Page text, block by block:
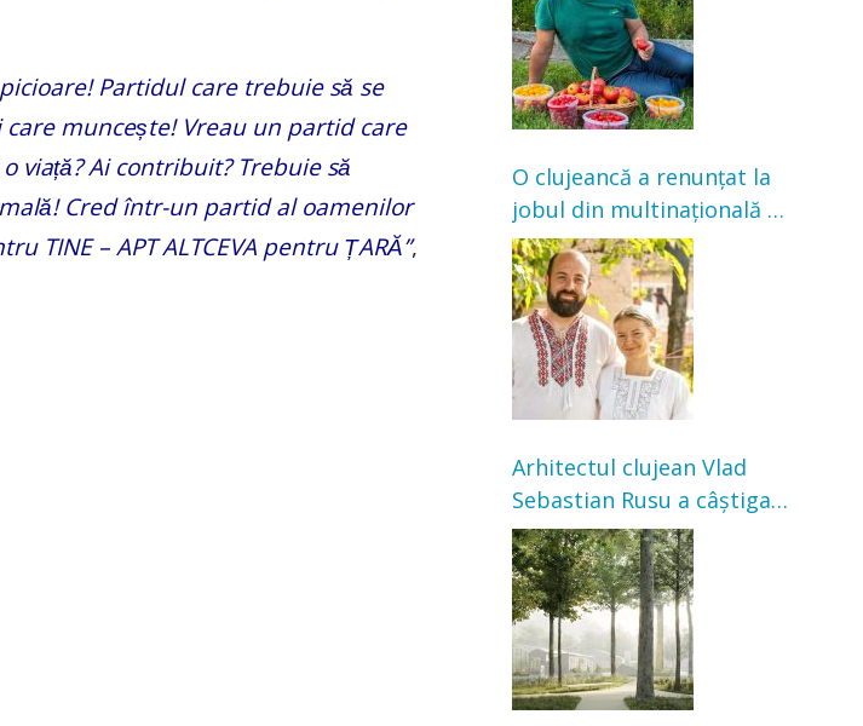
Partidul care trebuie să se
muncește! Vreau un partid care
viață? Ai contribuit? Trebuie să
Cred într-un partid al oamenilor
TINE – APT ALTCEVA pentru ȚARĂ”,
satisfacție”
O clujeancă a renunțat la
jobul din multinațională și
s-a mutat la țară. Acum
cultivă legume în grădina
bunicilor
Arhitectul clujean Vlad
Sebastian Rusu a câștigat
concursul pentru
transformarea Grădinii
Casei Universitarilor